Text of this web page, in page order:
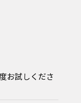
お試しくださ